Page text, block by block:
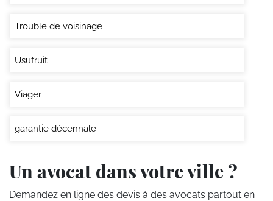
Trouble de voisinage
Usufruit
Viager
garantie décennale
Un avocat dans votre ville ?
Demandez en ligne des devis à des avocats partout en